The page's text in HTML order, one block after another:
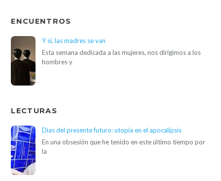
ENCUENTROS
Y sí, las madres se van
Esta semana dedicada a las mujeres, nos dirigimos a los
hombres y
LECTURAS
Días del presente futuro: utopía en el apocalipsis
En una obsesión que he tenido en este último tiempo por
la